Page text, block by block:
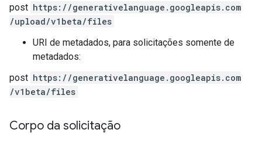
post https: / /generativelanguage.googleapis.com
/upload/v1beta/files
URI de metadados, para solicitações somente de
metadados:
post https: / /generativelanguage.googleapis.com
/v1beta/files
Corpo da solicitação